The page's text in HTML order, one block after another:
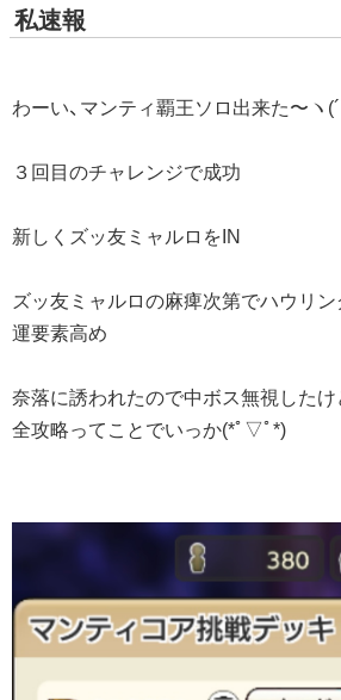
私速報
わーい、マンティ覇王ソロ出来た〜ヽ
３回目のチャレンジで成功
新しくズッ友ミャルロをIN
ズッ友ミャルロの麻痺次第でハウリ
運要素高め
奈落に誘われたので中ボス無視したけ
全攻略ってことでいっか(*ﾟ▽ﾟ*)